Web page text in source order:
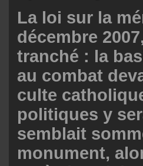
La loi sur la
décembre
tranché : la
au combat
culte
politiques y
semblait
monument,